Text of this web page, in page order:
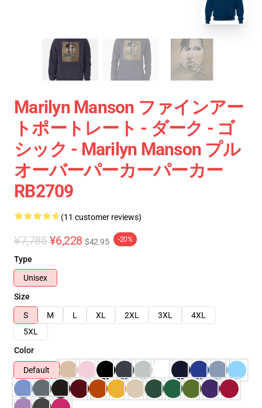
Marilyn Manson ファインアー
トポートレート - ダーク - ゴ
シック - Marilyn Manson プル
オーバーパーカーパーカー
RB2709
(11 customer reviews)
¥7,785 ¥6,228 $42.95 -20%
Type
Unisex
Size
S
M L XL 2XL 3XL
4XL
5XL
Color
Default